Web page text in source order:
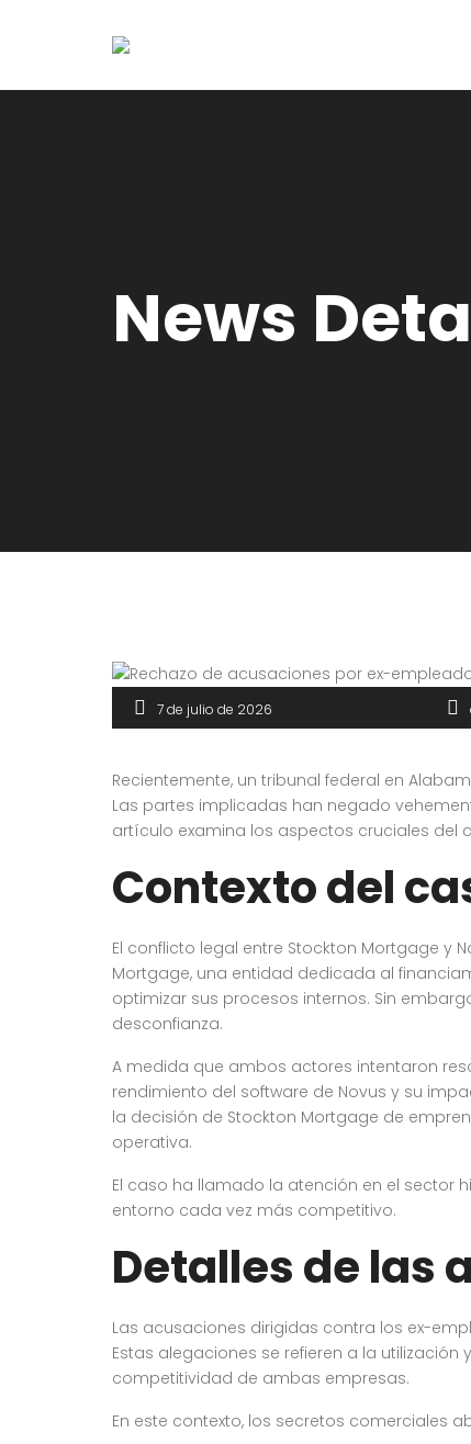
News
7 de julio de 2026
Recientemente, un tribunal federal en
Las partes implicadas han negado
artículo examina los aspectos cruciales del
Contexto del
El conflicto legal entre Stockton Mortgage y
Mortgage, una entidad dedicada al
optimizar sus procesos internos. Sin
desconfianza.
A medida que ambos actores intentaron
rendimiento del software de Novus y su
la decisión de Stockton Mortgage de
operativa.
El caso ha llamado la atención en el sector
entorno cada vez más competitivo.
Detalles de las
Las acusaciones dirigidas contra los ex-
Estas alegaciones se refieren a la
competitividad de ambas empresas.
En este contexto, los secretos comerciales